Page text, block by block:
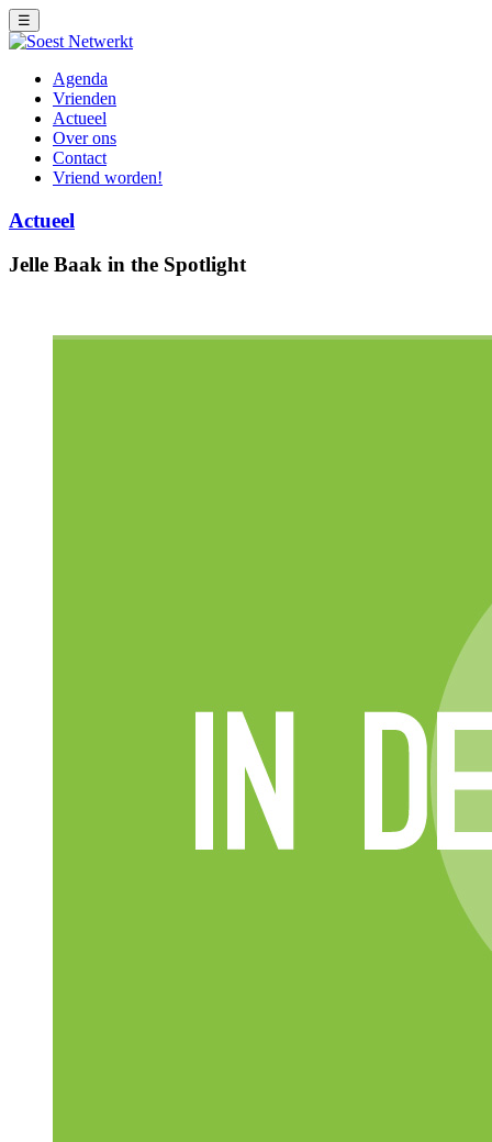
☰
Agenda
Vrienden
Actueel
Over ons
Contact
Vriend worden!
Actueel
Jelle Baak in the Spotlight